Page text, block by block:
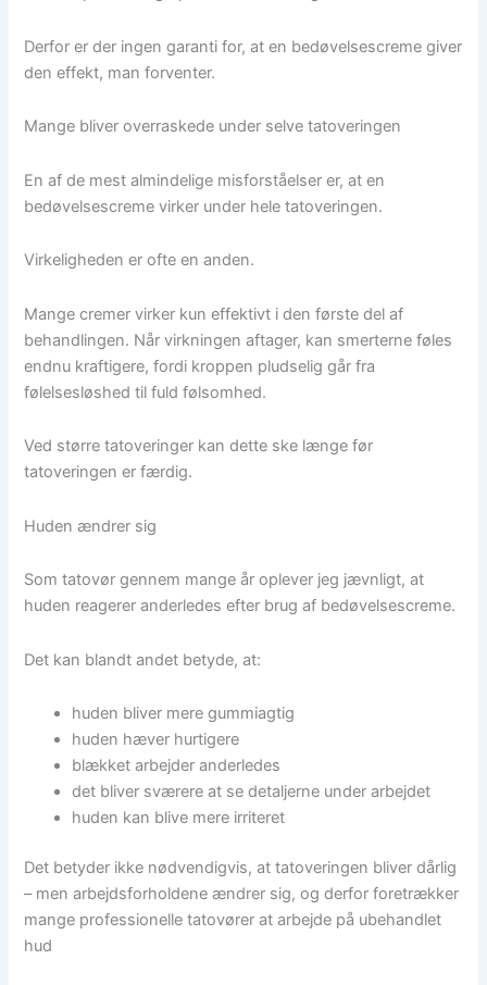
Derfor er der ingen garanti for, at en bedøvelsescreme giver
den effekt, man forventer.
Mange bliver overraskede under selve tatoveringen
En af de mest almindelige misforståelser er, at en
bedøvelsescreme virker under hele tatoveringen.
Virkeligheden er ofte en anden.
Mange cremer virker kun effektivt i den første del af
behandlingen. Når virkningen aftager, kan smerterne føles
endnu kraftigere, fordi kroppen pludselig går fra
følelsesløshed til fuld følsomhed.
Ved større tatoveringer kan dette ske længe før
tatoveringen er færdig.
Huden ændrer sig
Som tatovør gennem mange år oplever jeg jævnligt, at
huden reagerer anderledes efter brug af bedøvelsescreme.
Det kan blandt andet betyde, at:
huden bliver mere gummiagtig
huden hæver hurtigere
blækket arbejder anderledes
det bliver sværere at se detaljerne under arbejdet
huden kan blive mere irriteret
Det betyder ikke nødvendigvis, at tatoveringen bliver dårlig
– men arbejdsforholdene ændrer sig, og derfor foretrækker
mange professionelle tatovører at arbejde på ubehandlet
hud